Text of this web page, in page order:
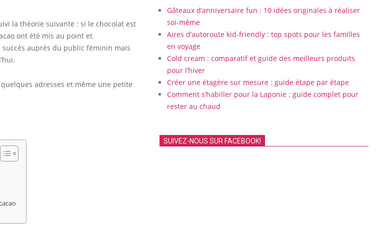
la théorie suivante : si le chocolat est
ont été mis au point et
auprès du public féminin mais
adresses et même une petite
Gâteaux d’anniversaire fun : 10 idées originales à réaliser
soi-même
Aires d’autoroute kid-friendly : top spots pour les familles
en voyage
Cold cream : comparatif et guide des meilleurs produits
pour l’hiver
Créer une étagère sur mesure : guide étape par étape
Comment s’habiller pour la Laponie : guide complet pour
rester au chaud
SUIVEZ-NOUS SUR FACEBOOK!